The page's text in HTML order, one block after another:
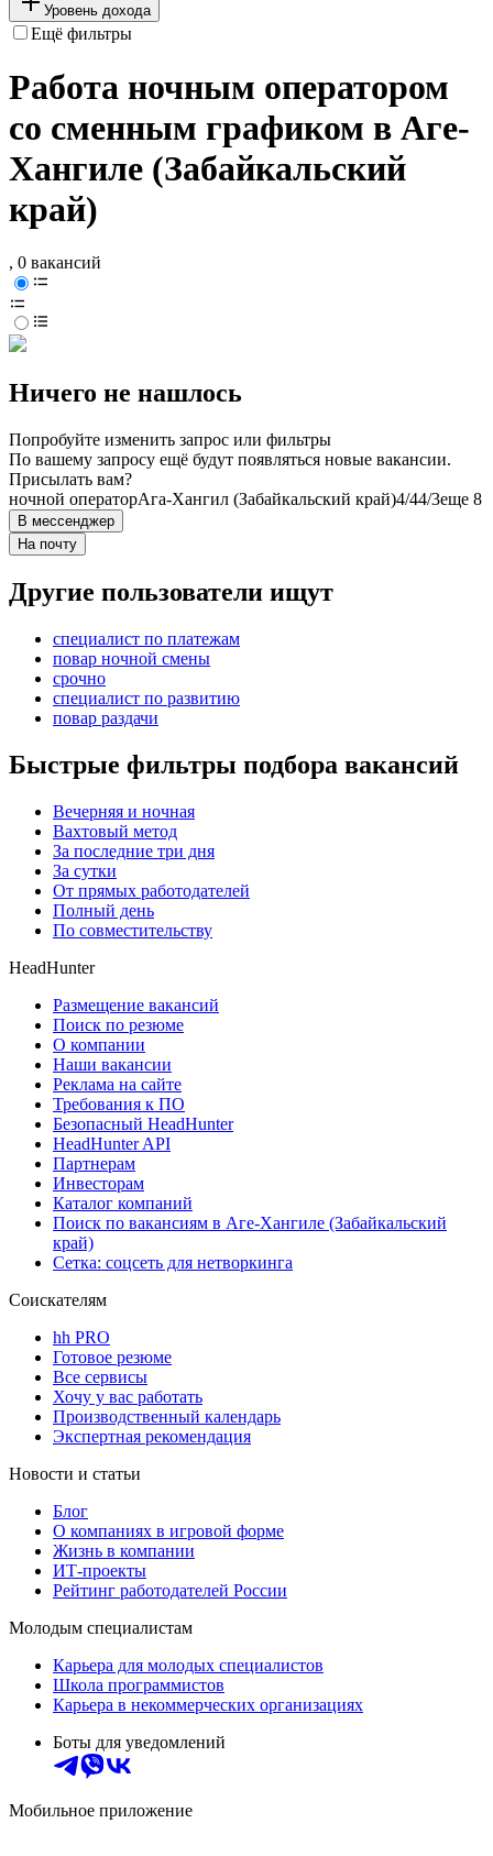
Уровень дохода
Ещё фильтры
Работа ночным оператором
со сменным графиком в Аге-
Хангиле (Забайкальский
край)
, 0 вакансий
Ничего не нашлось
Попробуйте изменить запрос или фильтры
По вашему запросу ещё будут появляться новые вакансии.
Присылать вам?
ночной операторАга-Хангил (Забайкальский край)4/44/3еще 8
В мессенджер
На почту
Другие пользователи ищут
специалист по платежам
повар ночной смены
срочно
специалист по развитию
повар раздачи
Быстрые фильтры подбора вакансий
Вечерняя и ночная
Вахтовый метод
За последние три дня
За сутки
От прямых работодателей
Полный день
По совместительству
HeadHunter
Размещение вакансий
Поиск по резюме
О компании
Наши вакансии
Реклама на сайте
Требования к ПО
Безопасный HeadHunter
HeadHunter API
Партнерам
Инвесторам
Каталог компаний
Поиск по вакансиям в Аге-Хангиле (Забайкальский
край)
Сетка: соцсеть для нетворкинга
Соискателям
hh PRO
Готовое резюме
Все сервисы
Хочу у вас работать
Производственный календарь
Экспертная рекомендация
Новости и статьи
Блог
О компаниях в игровой форме
Жизнь в компании
ИТ-проекты
Рейтинг работодателей России
Молодым специалистам
Карьера для молодых специалистов
Школа программистов
Карьера в некоммерческих организациях
Боты для уведомлений
Мобильное приложение